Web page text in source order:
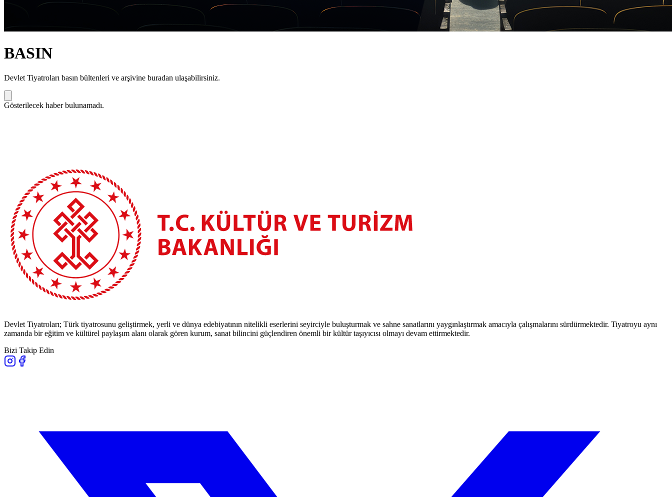
BASIN
Devlet Tiyatroları basın bültenleri ve arşivine buradan ulaşabilirsiniz.
Gösterilecek haber bulunamadı.
Devlet Tiyatroları; Türk tiyatrosunu geliştirmek, yerli ve dünya edebiyatının nitelikli eserlerini seyirciyle buluşturmak ve sahne sanatlarını yaygınlaştırmak amacıyla çalışmalarını sürdürmektedir. Tiyatroyu aynı
zamanda bir eğitim ve kültürel paylaşım alanı olarak gören kurum, sanat bilincini güçlendiren önemli bir kültür taşıyıcısı olmayı devam ettirmektedir.
Bizi Takip Edin